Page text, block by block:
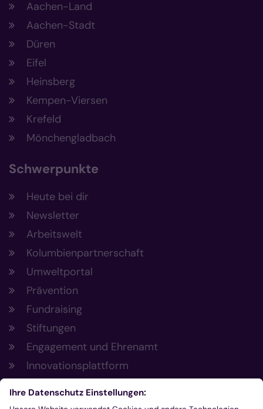
Aachen-Land
Aachen-Stadt
Düren
Eifel
Heinsberg
Kempen-Viersen
Krefeld
Mönchengladbach
Schwerpunkte
Heute bei dir
Newsletter
Arbeitswelt
Kolumbienpartnerschaft
Umweltportal
Prävention
Fundraising
Stiftungen
Engagement und Ehrenamt
Innovationsplattform
Aus der Plattform